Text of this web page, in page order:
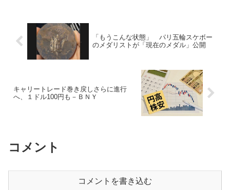
「もうこんな状態」 パリ五輪スケボー
のメダリストが「現在のメダル」公開
キャリートレード巻き戻しさらに進行
へ、１ドル100円も－ＢＮＹ
コメント
コメントを書き込む